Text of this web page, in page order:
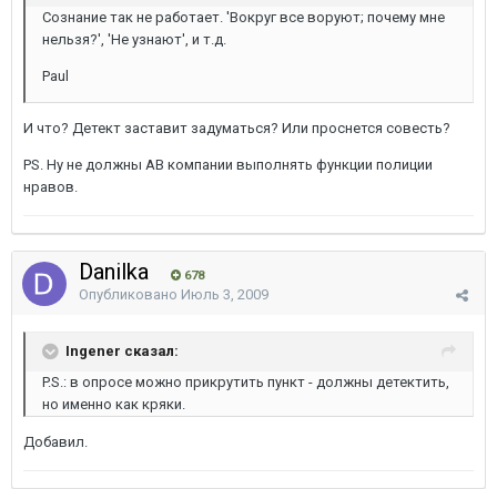
Сознание так не работает. 'Вокруг все воруют; почему мне
нельзя?', 'Не узнают', и т.д.
Paul
И что? Детект заставит задуматься? Или проснется совесть?
PS. Ну не должны АВ компании выполнять функции полиции
нравов.
Danilka 678
Опубликовано Июль 3, 2009
Ingener сказал:
P.S.: в опросе можно прикрутить пункт - должны детектить,
но именно как кряки.
Добавил.